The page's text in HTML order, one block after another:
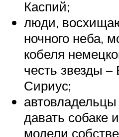
Каспий;
люди,
ночного неба,
кобеля
честь звезды
Сириус;
давать собаке
модели